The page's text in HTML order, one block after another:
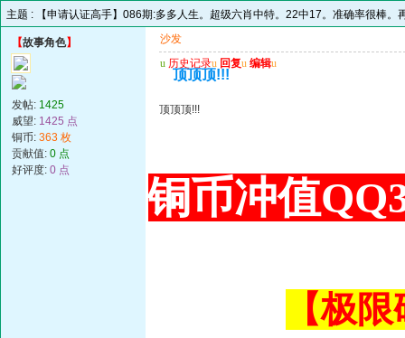
主题 : 【申请认证高手】086期:多多人生。超级六肖中特。22中17。准确率很棒。
【故事角色】
发帖: 1425
威望: 1425 点
铜币: 363 枚
贡献值: 0 点
好评度: 0 点
沙发
u 历史记录u 回复u 编辑u
顶顶顶!!!
顶顶顶!!!
铜币冲值
【极